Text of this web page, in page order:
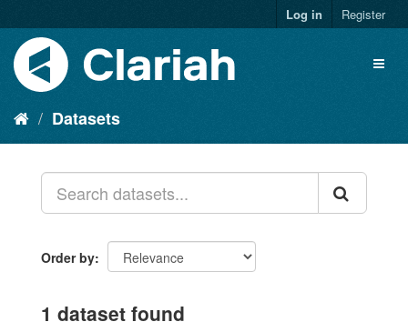
Log in Register
Datasets
Order by
1 dataset found